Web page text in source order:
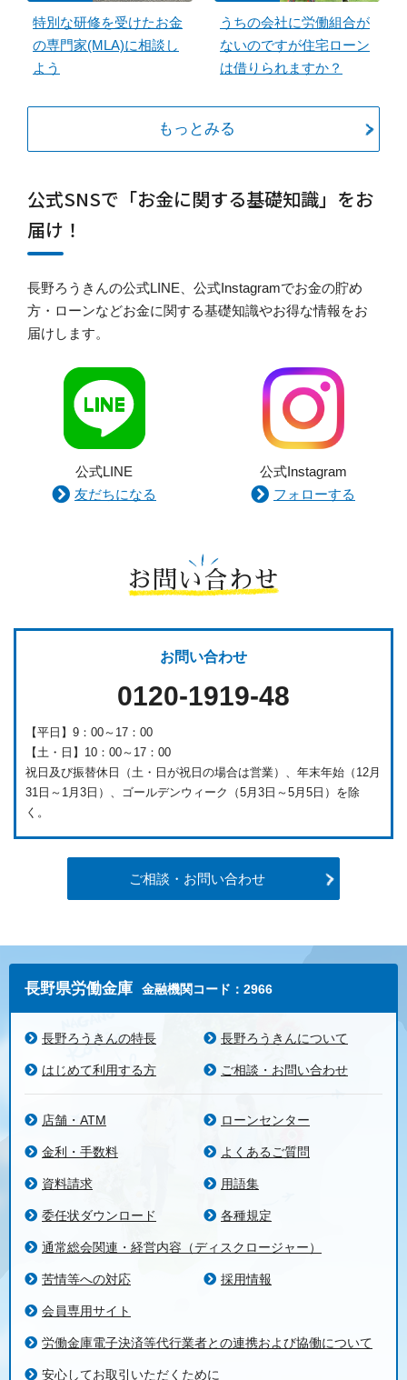
特別な研修を受けたお金
の専門家(MLA)に相談し
よう
うちの会社に労働組合が
ないのですが住宅ローン
は借りられますか？
もっとみる
公式SNSで「お金に関する基礎知識」をお
届け！
長野ろうきんの公式LINE、公式Instagramでお金の貯め
方・ローンなどお金に関する基礎知識やお得な情報をお
届けします。
公式LINE
友だちになる
公式Instagram
フォローする
お問い合わせ
お問い合わせ
0120-1919-48
【平日】9：00～17：00
【土・日】10：00～17：00
祝日及び振替休日（土・日が祝日の場合は営業）、年末年始（12月
31日～1月3日）、ゴールデンウィーク（5月3日～5月5日）を除
く。
ご相談・お問い合わせ
長野県労働金庫 金融機関コード：2966
長野ろうきんの特長 長野ろうきんについて
はじめて利用する方 ご相談・お問い合わせ
店舗・ATM ローンセンター
金利・手数料 よくあるご質問
資料請求 用語集
委任状ダウンロード 各種規定
通常総会関連・経営内容（ディスクロージャー）
苦情等への対応 採用情報
会員専用サイト
労働金庫電子決済等代行業者との連携および協働について
安心してお取引いただくために